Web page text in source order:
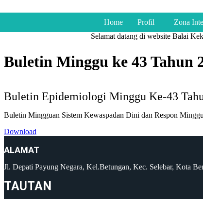
Home Profil Zona
Selamat datang di website Balai
Buletin Minggu ke 43 Tahun
Buletin Epidemiologi Minggu Ke-43
Buletin Mingguan Sistem Kewaspadan Dini dan Respon
Download
ALAMAT
Jl. Depati Payung Negara, Kel.Betungan, Kec. Selebar, Kota
TAUTAN